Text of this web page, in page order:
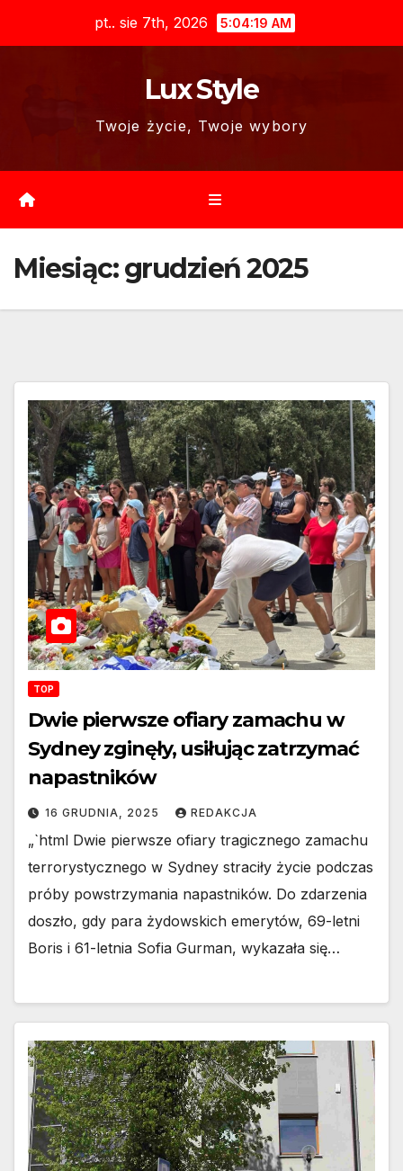
pt.. sie 7th, 2026 5:04:21 AM
Lux Style
Twoje życie, Twoje wybory
Miesiąc:grudzień 2025
TOP
Dwie pierwsze ofiary zamachu w
Sydney zginęły, usiłując zatrzymać
napastników
16 GRUDNIA, 2025 REDAKCJA
„`html Dwie pierwsze ofiary tragicznego zamachu
terrorystycznego w Sydney straciły życie podczas
próby powstrzymania napastników. Do zdarzenia
doszło, gdy para żydowskich emerytów, 69-letni
Boris i 61-letnia Sofia Gurman, wykazała się…